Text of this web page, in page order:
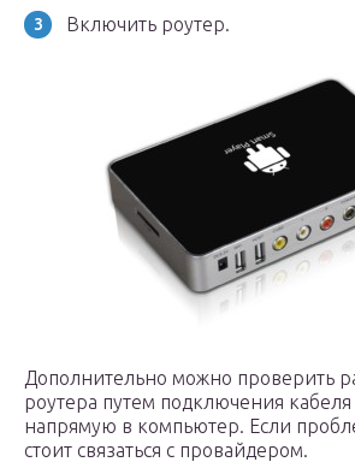
Включить роутер.
Дополнительно можно проверить
роутера путем подключения
напрямую в компьютер. Если
стоит связаться с провайдером.